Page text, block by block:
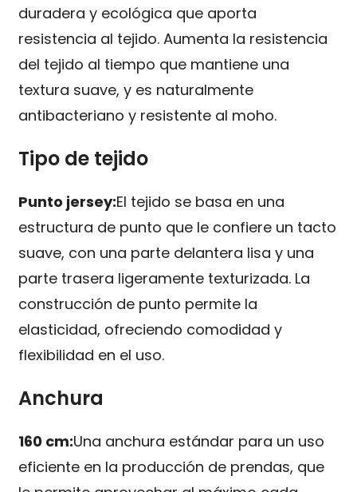
duradera y ecológica que aporta
resistencia al tejido. Aumenta la resistencia
del tejido al tiempo que mantiene una
textura suave, y es naturalmente
antibacteriano y resistente al moho.
Tipo de tejido
Punto jersey:El tejido se basa en una
estructura de punto que le confiere un tacto
suave, con una parte delantera lisa y una
parte trasera ligeramente texturizada. La
construcción de punto permite la
elasticidad, ofreciendo comodidad y
flexibilidad en el uso.
Anchura
160 cm:Una anchura estándar para un uso
eficiente en la producción de prendas, que